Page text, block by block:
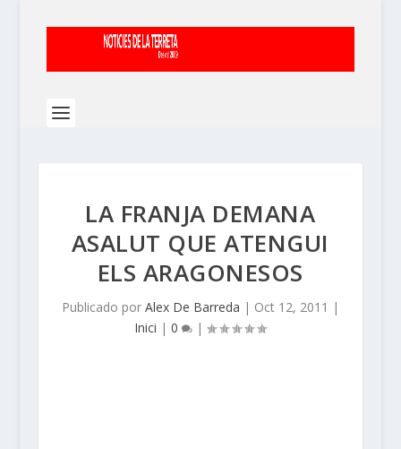
LA FRANJA DEMANA
ASALUT QUE ATENGUI
ELS ARAGONESOS
Publicado por Alex De Barreda | Oct 12, 2011 |
Inici |0 |